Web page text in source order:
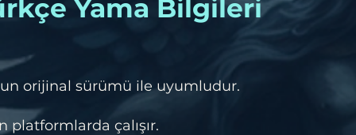
Yama Bilgileri
orijinal sürümü ile uyumludur.
platformlarda çalışır.